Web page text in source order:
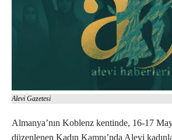
Alevi Gazetesi
Almanya’nın Koblenz kentinde, 16-17
düzenlenen Kadın Kampı’nda Alevi